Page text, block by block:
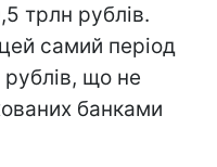
трлн рублів.
самий період
що не
банками